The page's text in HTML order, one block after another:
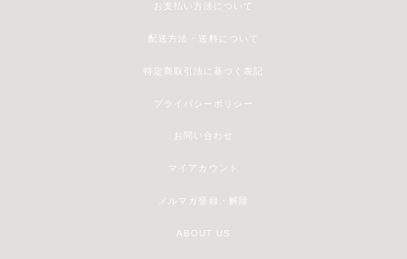
お支払い方法について
配送方法・送料について
特定商取引法に基づく表記
プライバシーポリシー
お問い合わせ
マイアカウント
メルマガ登録・解除
ABOUT US